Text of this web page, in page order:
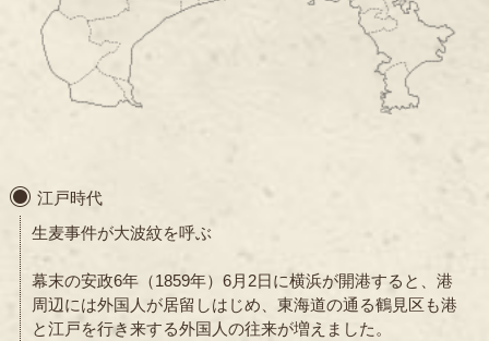
江戸時代
生麦事件が大波紋を呼ぶ
幕末の安政6年（1859年）6月2日に横浜が開港すると、港
周辺には外国人が居留しはじめ、東海道の通る鶴見区も港
と江戸を行き来する外国人の往来が増えました。